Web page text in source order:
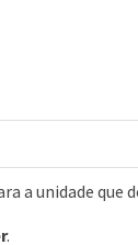
a unidade que
.